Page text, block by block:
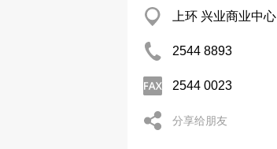
上环 兴业商业中心
2544 8893
2544 0023
分享给朋友